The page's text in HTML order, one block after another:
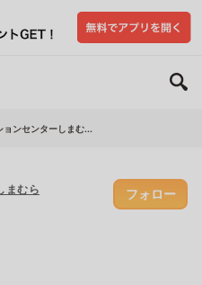
ョンセンターしまむ...
まむら
フォロー